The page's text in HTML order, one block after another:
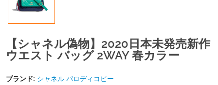
【シャネル偽物】2020日本未発売新作
ウエスト バッグ 2WAY 春カラー
ブランド: シャネル パロディコピー